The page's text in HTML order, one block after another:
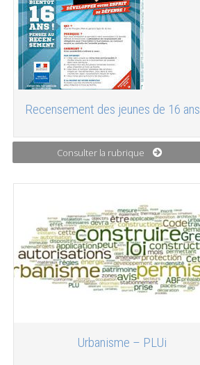
Recensement des jeunes de 16 ans
Consulter la rubrique
Urbanisme – PLUi